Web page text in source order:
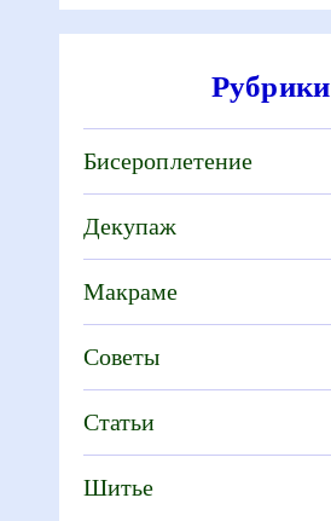
Рубрики
Бисероплетение
Декупаж
Макраме
Советы
Статьи
Шитье